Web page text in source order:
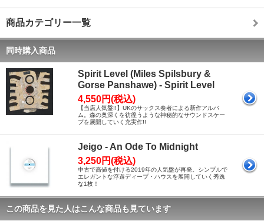
商品カテゴリー一覧
同時購入商品
Spirit Level (Miles Spilsbury &
Gorse Panshawe) - Spirit Level
4,550円(税込)
【当店人気盤!!】UKのサックス奏者による新作アルバ
ム。森の奥深くを彷徨うような神秘的なサウンドスケー
プを展開していく充実作!!
Jeigo - An Ode To Midnight
3,250円(税込)
中古で高値を付ける2019年の人気盤が再発。シンプルで
エレガントな浮遊ディープ・ハウスを展開していく秀逸
な1枚！
この商品を見た人はこんな商品も見ています